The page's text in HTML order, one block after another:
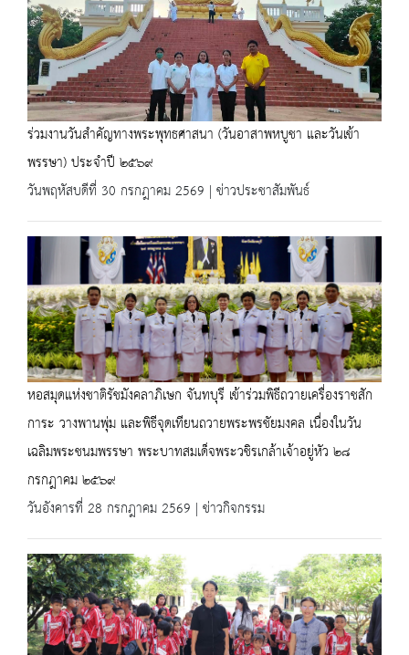
ร่วมงานวันสำคัญทางพระพุทธศาสนา (วันอาสาพหบูชา และวันเข้า
พรรษา) ประจำปี ๒๕๖๙
วันพฤหัสบดีที่ 30 กรกฎาคม 2569 | ข่าวประชาสัมพันธ์
หอสมุดแห่งชาติรัชมังคลาภิเษก จันทบุรี เข้าร่วมพิธีถวายเครื่องราชสัก
การะ วางพานพุ่ม และพิธีจุดเทียนถวายพระพรชัยมงคล เนื่องในวัน
เฉลิมพระชนมพรรษา พระบาทสมเด็จพระวชิรเกล้าเจ้าอยู่หัว ๒๘
กรกฎาคม ๒๕๖๙
วันอังคารที่ 28 กรกฎาคม 2569 | ข่าวกิจกรรม